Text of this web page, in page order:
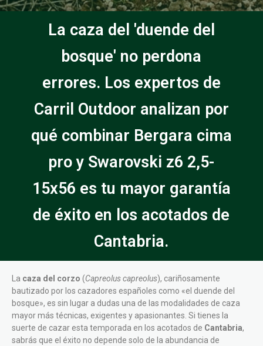
La caza del 'duende del
bosque' no perdona
errores. Los expertos de
Carril Outdoor analizan por
qué combinar Bergara cima
pro y Swarovski z6 2,5-
15x56 es tu mayor garantía
de éxito en los acotados de
Cantabria.
La caza del corzo (Capreolus capreolus), cariñosamente
bautizado por los cazadores españoles como «el duende del
bosque», es sin lugar a dudas una de las modalidades de caza
mayor más técnicas, exigentes y apasionantes. Si tienes la
suerte de cazar esta temporada en los acotados de Cantabria,
sabrás que el éxito no depende solo de la abundancia de